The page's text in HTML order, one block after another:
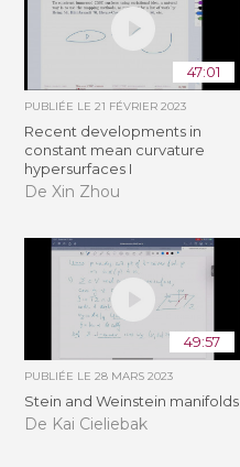
47:01
PUBLIÉE LE21 FÉVRIER 2023
Recent developments in
constant mean curvature
hypersurfaces I
De Xin Zhou
49:57
PUBLIÉE LE28 MARS 2023
Stein and Weinstein manifolds
De Kai Cieliebak